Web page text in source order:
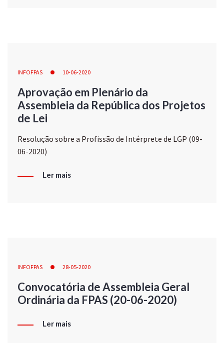
INFOFPAS 10-06-2020
Aprovação em Plenário da
Assembleia da República dos Projetos
de Lei
Resolução sobre a Profissão de Intérprete de LGP (09-
06-2020)
Ler mais
INFOFPAS 28-05-2020
Convocatória de Assembleia Geral
Ordinária da FPAS (20-06-2020)
Ler mais